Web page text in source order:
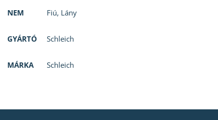
NEM Fiú, Lány
GYÁRTÓ Schleich
MÁRKA Schleich